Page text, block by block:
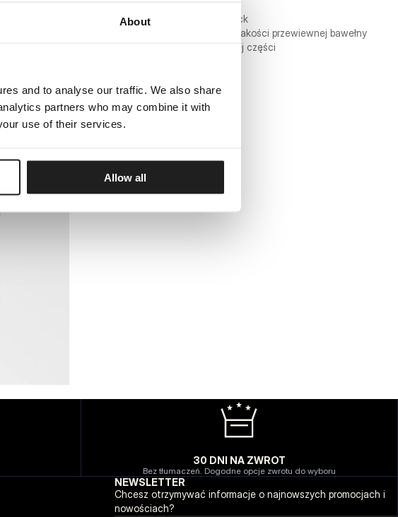
About
and to analyse our traffic. We also share
partners who may combine it with
use of their services.
Allow all
- wycięcie na plecach typu racerback
- Tank Top wykonany z najwyższej jakości przewiewnej bawełny
- zaokrąglony przód oraz tył w dolnej części
30 DNI NA ZWROT
Bez tłumaczeń. Dogodne opcje zwrotu do wyboru
NEWSLETTER
Chcesz otrzymywać informacje o najnowszych promocjach i
nowościach?